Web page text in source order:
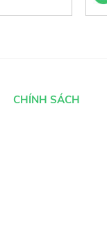
CHÍNH SÁCH